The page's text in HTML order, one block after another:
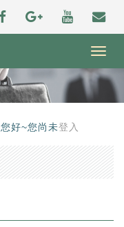
您好~您尚未登入